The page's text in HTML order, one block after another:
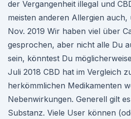
der Vergangenheit illegal und
meisten anderen Allergien
Nov. 2019 Wir haben viel über
gesprochen, aber nicht alle Du
sein, könntest Du
Juli 2018 CBD hat im Vergleich
herkömmlichen Medikamenten
Nebenwirkungen. Generell gilt
Substanz. Viele User können